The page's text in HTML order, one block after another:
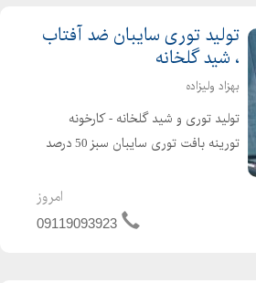
تولید توری سایبان ضد آفتاب
، شید گلخانه
بهزاد ولیزاده
تولید توری و شید گلخانه - کارخونه
تورینه بافت توری سایبان سبز 50 درصد
مصارف متنوع کشاورزی : محافظت و
پوشاندن گلخانه ها به وسیله توری
امروز
09119093923